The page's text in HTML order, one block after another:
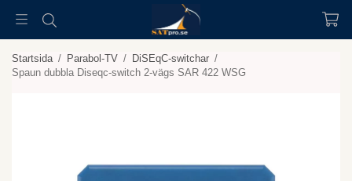
Startsida / Parabol-TV / DiSEqC-switchar /
Spaun dubbla Diseqc-switch 2-vägs SAR 422 WSG